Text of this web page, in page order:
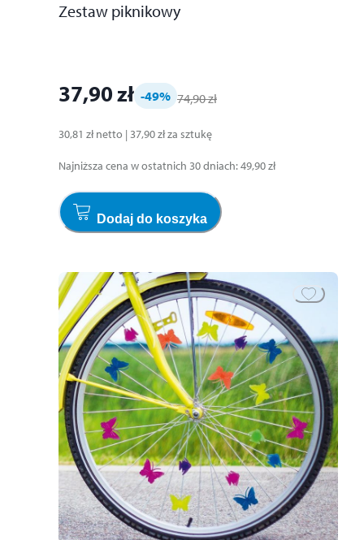
Zestaw piknikowy
37,90 zł -49% 74,90 zł
30,81 zł netto | 37,90 złza sztukę
Najniższa cena w ostatnich 30 dniach:49,90 zł
Dodaj do koszyka